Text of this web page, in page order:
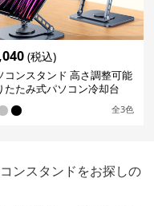
(税込)
コンスタンド 高さ調整可能
たたみ式パソコン冷却台
全3色
ンスタンドをお探しの